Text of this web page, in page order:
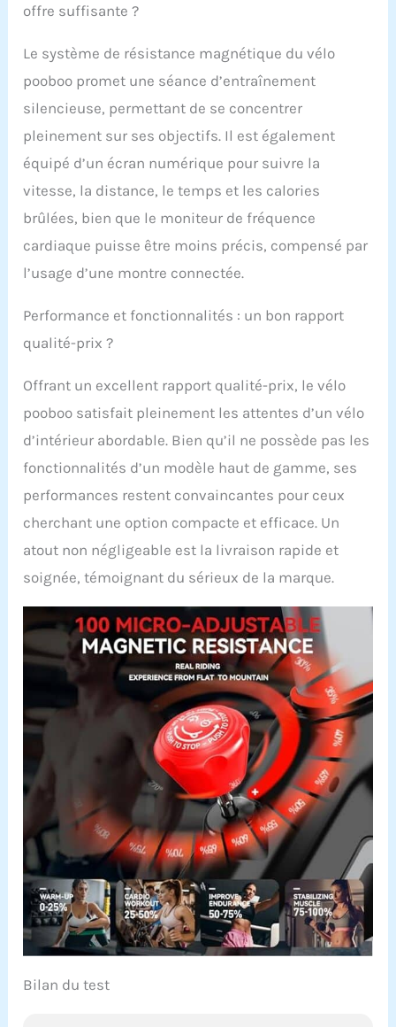
offre suffisante ?
Le système de résistance magnétique du vélo
pooboo promet une séance d’entraînement
silencieuse, permettant de se concentrer
pleinement sur ses objectifs. Il est également
équipé d’un écran numérique pour suivre la
vitesse, la distance, le temps et les calories
brûlées, bien que le moniteur de fréquence
cardiaque puisse être moins précis, compensé par
l’usage d’une montre connectée.
Performance et fonctionnalités : un bon rapport
qualité-prix ?
Offrant un excellent rapport qualité-prix, le vélo
pooboo satisfait pleinement les attentes d’un vélo
d’intérieur abordable. Bien qu’il ne possède pas les
fonctionnalités d’un modèle haut de gamme, ses
performances restent convaincantes pour ceux
cherchant une option compacte et efficace. Un
atout non négligeable est la livraison rapide et
soignée, témoignant du sérieux de la marque.
Bilan du test